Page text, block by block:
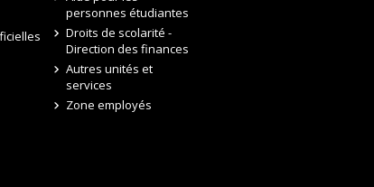
personnes étudiantes
Droits de scolarité -
Direction des finances
Autres unités et
services
Zone employés